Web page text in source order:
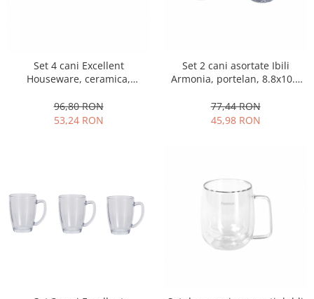
Mojare
Perii si bureti
Polonice, clesti, spatule, linguri
Prese, tocatoare si feliatoare
Strecuratori
Tocatoare de bucatarie
Set 4 cani Excellent
Houseware, ceramica,
96,80 RON
53,24 RON
Set 2 cani asortate Ibili
Armonia, portelan, 8.8x10.4
77,44 RON
45,98 RON